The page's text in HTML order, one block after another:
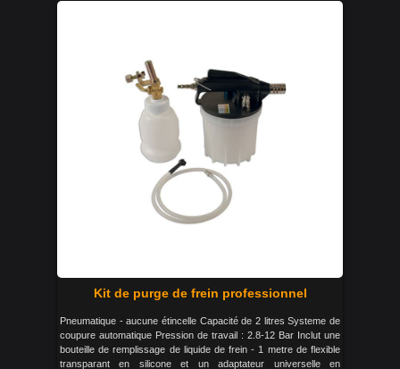
Kit de purge de frein professionnel
Pneumatique - aucune étincelle Capacité de 2 litres Systeme de
coupure automatique Pression de travail : 2.8-12 Bar Inclut une
bouteille de remplissage de liquide de frein - 1 metre de flexible
transparant en silicone et un adaptateur universelle en